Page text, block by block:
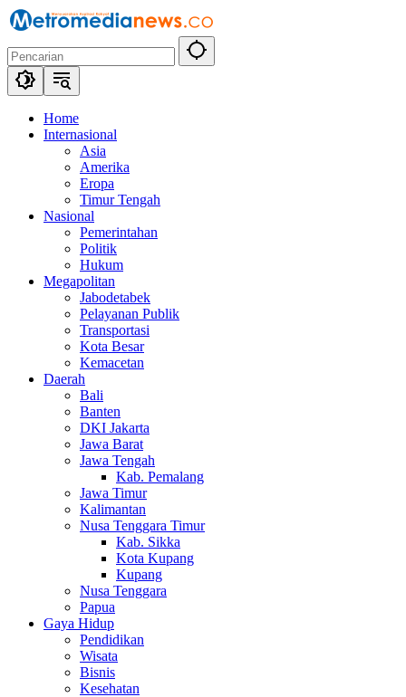
Langsung
ke
konten
Home
Internasional
Asia
Amerika
Eropa
Timur Tengah
Nasional
Pemerintahan
Politik
Hukum
Megapolitan
Jabodetabek
Pelayanan Publik
Transportasi
Kota Besar
Kemacetan
Daerah
Bali
Banten
DKI Jakarta
Jawa Barat
Jawa Tengah
Kab. Pemalang
Jawa Timur
Kalimantan
Nusa Tenggara Timur
Kab. Sikka
Kota Kupang
Kupang
Nusa Tenggara
Papua
Gaya Hidup
Pendidikan
Wisata
Bisnis
Kesehatan